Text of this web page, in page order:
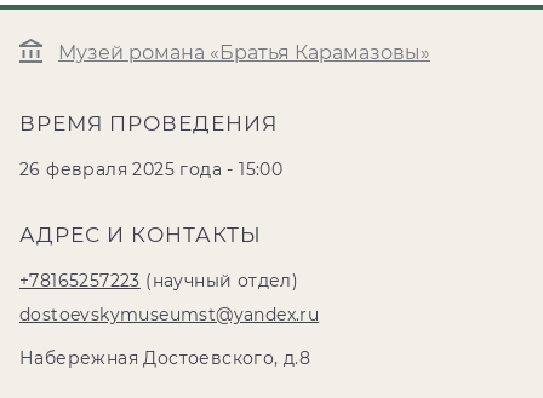
Музей романа «Братья Карамазовы»
ВРЕМЯ ПРОВЕДЕНИЯ
26 февраля 2025 года - 15:00
АДРЕС И КОНТАКТЫ
+78165257223 (научный отдел)
dostoevskymuseumst@yandex.ru
Набережная Достоевского, д.8